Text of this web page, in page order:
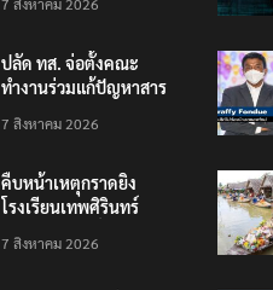
7 สิงหาคม 2026
ปลัด ทส. จ่อตั้งคณะ
ทำงานร่วมแก้ปัญหาสาร
ไทย-เมียนมา
7 สิงหาคม 2026
คืบหน้าเหตุกราดยิง
โรงเรียนเทพศิรินทร์
15 เสียชีวิตแล้ว 5
7 สิงหาคม 2026